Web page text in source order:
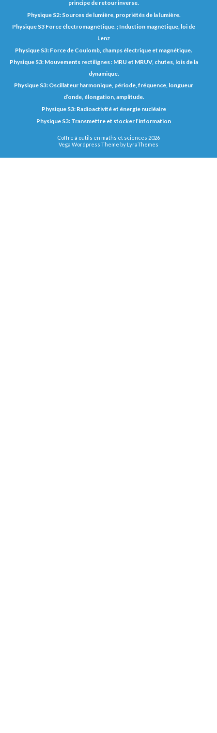
principe de retour inverse.
Physique S2: Sources de lumière, propriétés de la lumière.
Physique S3 Force électromagnétique. ; Induction magnétique, loi de
Lenz
Physique S3: Force de Coulomb, champs électrique et magnétique.
Physique S3: Mouvements rectilignes : MRU et MRUV, chutes, lois de la
dynamique.
Physique S3: Oscillateur harmonique, période, fréquence, longueur
d’onde, élongation, amplitude.
Physique S3: Radioactivité et énergie nucléaire
Physique S3: Transmettre et stocker l’information
Coffre à outils en maths et sciences 2026
Vega Wordpress Theme by LyraThemes